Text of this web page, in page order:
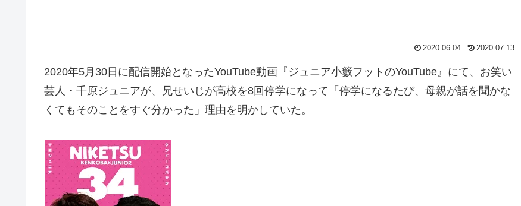
2020.06.04 2020.07.13
2020年5月30日に配信開始となったYouTube動画『ジュニア小籔フットのYouTube』にて、お笑い
芸人・千原ジュニアが、兄せいじが高校を8回停学になって「停学になるたび、母親が話を聞かな
くてもそのことをすぐ分かった」理由を明かしていた。